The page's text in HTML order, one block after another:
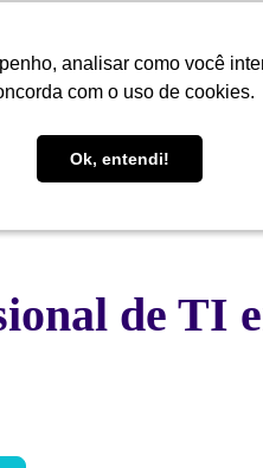
analisar como você
com o uso de cookies.
Ok, entendi!
analisar como você
com o uso de cookies.
Ok, entendi!
Soluções Conteúdo
de TI